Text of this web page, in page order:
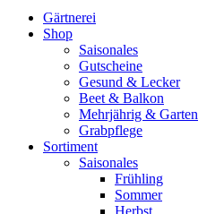
Gärtnerei
Shop
Saisonales
Gutscheine
Gesund & Lecker
Beet & Balkon
Mehrjährig & Garten
Grabpflege
Sortiment
Saisonales
Frühling
Sommer